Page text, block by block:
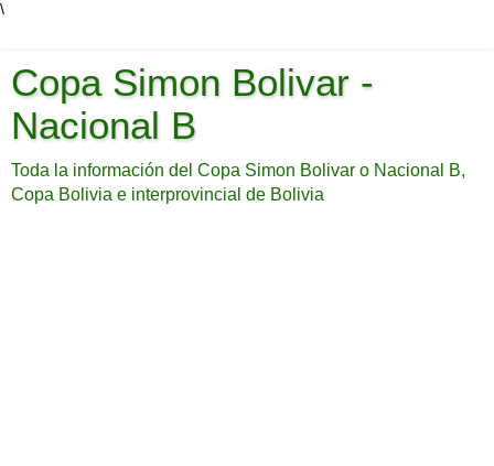
\
Copa Simon Bolivar -
Nacional B
Toda la información del Copa Simon Bolivar o Nacional B,
Copa Bolivia e interprovincial de Bolivia